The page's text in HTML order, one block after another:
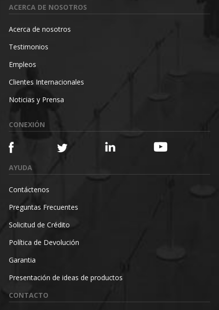
ACERCA DE NOSOTROS
Acerca de nosotros
Testimonios
Empleos
Clientes Internacionales
Noticias y Prensa
CONEXIÓN
AYUDA
Contáctenos
Preguntas Frecuentes
Solicitud de Crédito
Política de Devolución
Garantia
Presentación de ideas de productos
CONTACTO